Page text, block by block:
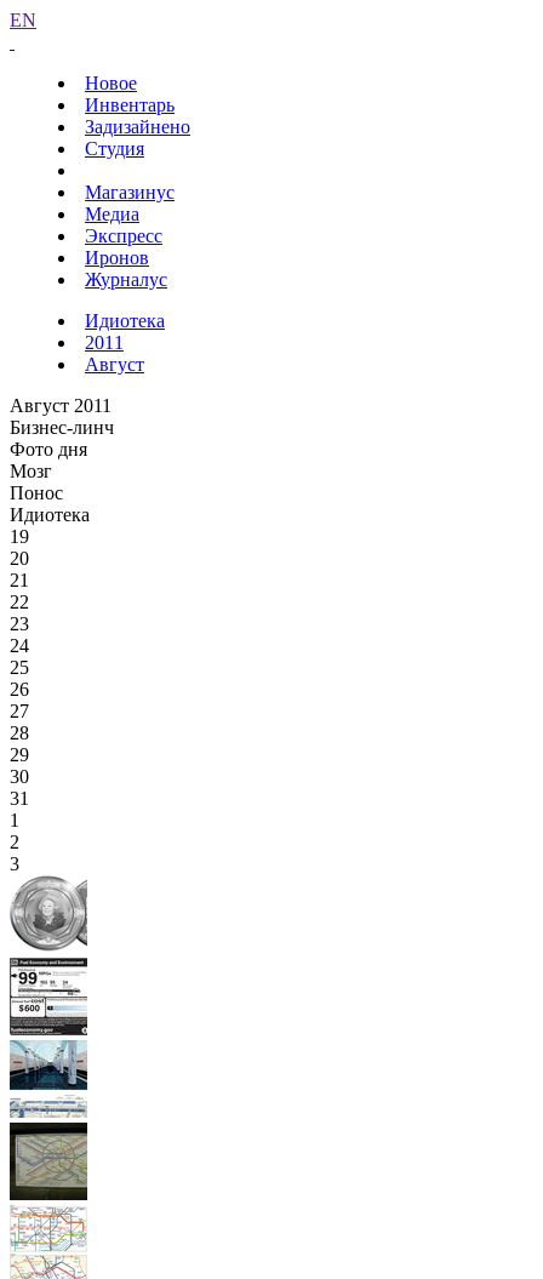
EN
Новое
Инвентарь
Задизайнено
Студия
Магазинус
Медиа
Экспресс
Иронов
Журналус
Идиотека
2011
Август
Август 2011
Бизнес-линч
Фото дня
Мозг
Понос
Идиотека
19
20
21
22
23
24
25
26
27
28
29
30
31
1
2
3